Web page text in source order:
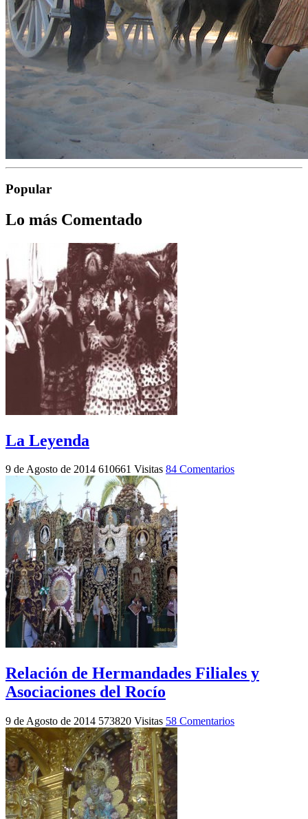
Popular
Lo más Comentado
La Leyenda
9 de Agosto de 2014 610661 Visitas 84 Comentarios
Relación de Hermandades Filiales y
Asociaciones del Rocío
9 de Agosto de 2014 573820 Visitas 58 Comentarios